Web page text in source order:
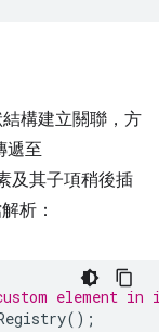
構建立關聯，方
遞至
及其子項稍後插
析：
element
();